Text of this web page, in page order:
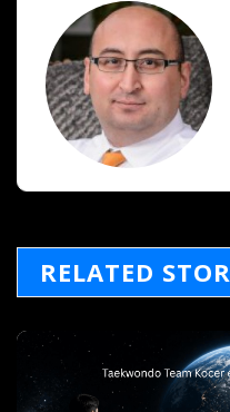
RELATED